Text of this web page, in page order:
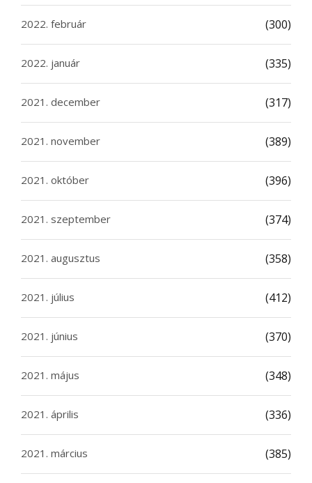
2022. február (300)
2022. január (335)
2021. december (317)
2021. november (389)
2021. október (396)
2021. szeptember (374)
2021. augusztus (358)
2021. július (412)
2021. június (370)
2021. május (348)
2021. április (336)
2021. március (385)